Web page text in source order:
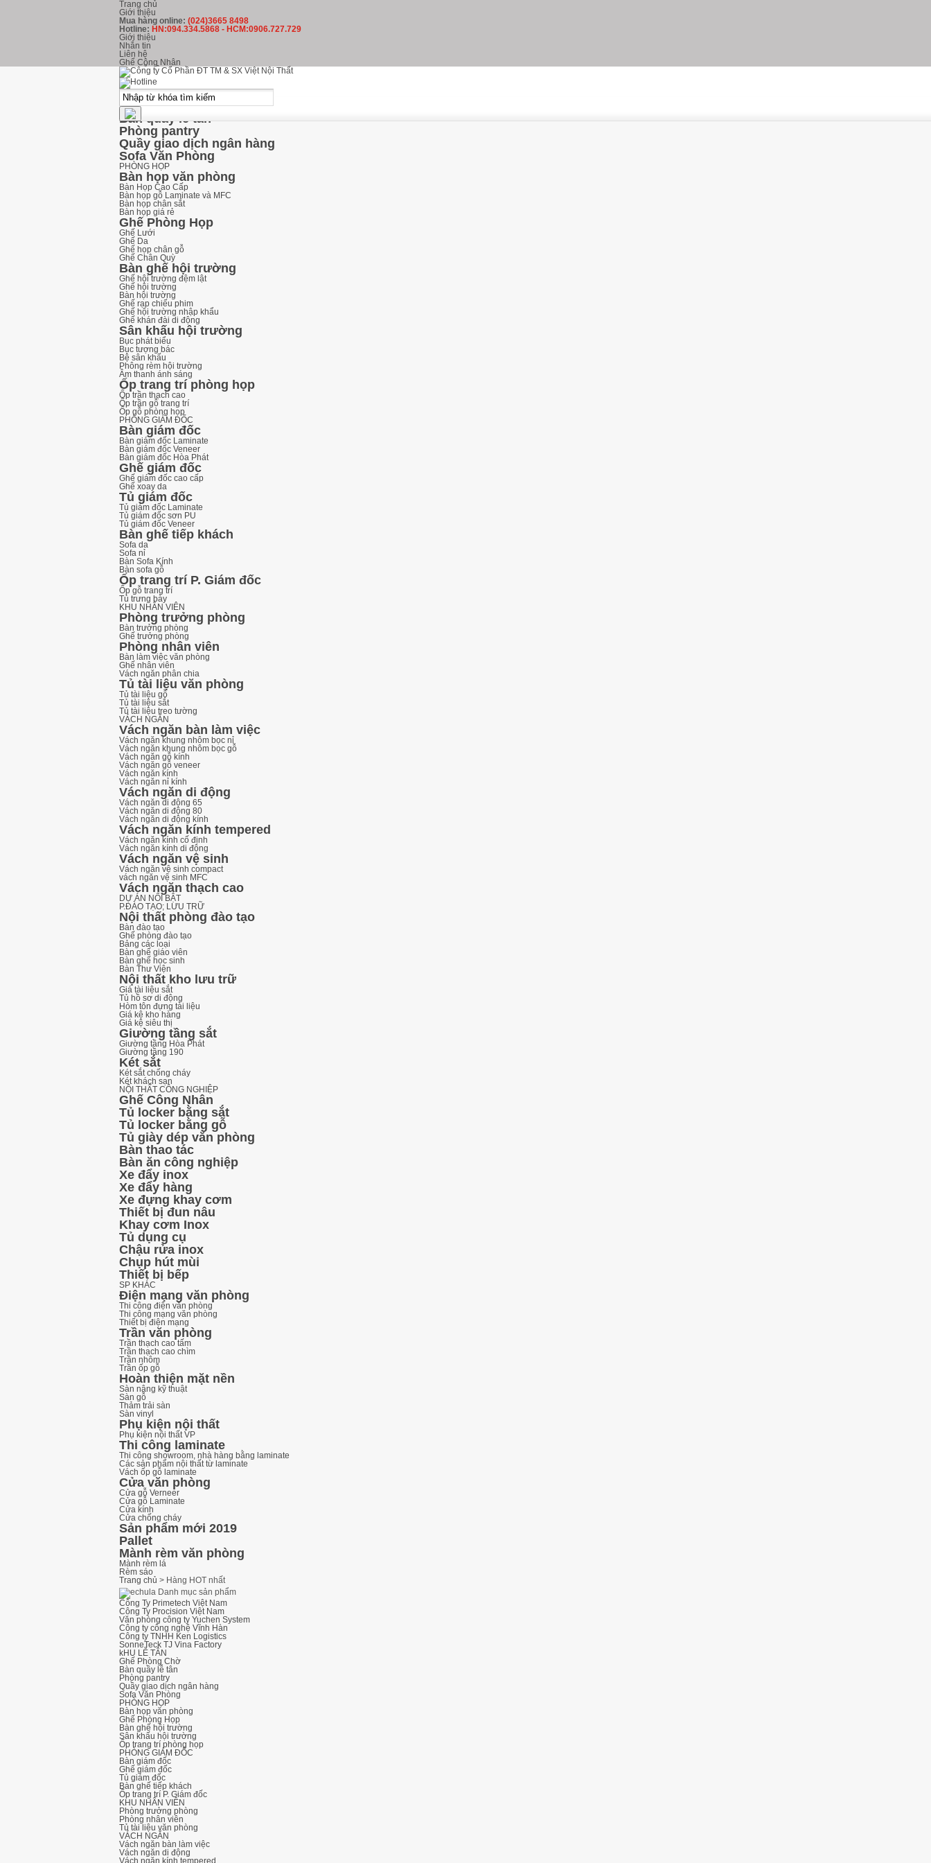
Trang chủ
Giới thiệu
Mua hàng online: (024)3665 8498
Hotline: HN:094.334.5868 - HCM:0906.727.729
Giới thiệu
Nhắn tin
Liên hệ
Ghế Công Nhân
kHU LỄ TÂN
Ghế Phòng Chờ
Ghế băng chờ inox
Ghế băng chờ nhựa
Ghế băng chờ Hòa Phát
Bàn quầy lễ tân
Phòng pantry
Quầy giao dịch ngân hàng
Sofa Văn Phòng
PHÒNG HỌP
Bàn họp văn phòng
Bàn Họp Cao Cấp
Bàn họp gỗ Laminate và MFC
Bàn họp chân sắt
Bàn họp giá rẻ
Ghế Phòng Họp
Ghế Lưới
Ghế Da
Ghế họp chân gỗ
Ghế Chân Quỳ
Bàn ghế hội trường
Ghế hội trường đệm lật
Ghế hội trường
Bàn hội trường
Ghế rạp chiếu phim
Ghế hội trường nhập khẩu
Ghế khán đài di động
Sân khấu hội trường
Bục phát biểu
Bục tượng bác
Bệ sân khấu
Phông rèm hội trường
Âm thanh ánh sáng
Ốp trang trí phòng họp
Ốp trần thạch cao
Ốp trần gỗ trang trí
Ốp gỗ phòng họp
PHÒNG GIÁM ĐỐC
Bàn giám đốc
Bàn giám đốc Laminate
Bàn giám đốc Veneer
Bàn giám đốc Hòa Phát
Ghế giám đốc
Ghế giám đốc cao cấp
Ghế xoay da
Tủ giám đốc
Tủ giám đốc Laminate
Tủ giám đốc sơn PU
Tủ giám đốc Veneer
Bàn ghế tiếp khách
Sofa da
Sofa nỉ
Bàn Sofa Kính
Bàn sofa gỗ
Ốp trang trí P. Giám đốc
Ốp gỗ trang trí
Tủ trưng bày
KHU NHÂN VIÊN
Phòng trưởng phòng
Bàn trưởng phòng
Ghế trưởng phòng
Phòng nhân viên
Bàn làm việc văn phòng
Ghế nhân viên
Vách ngăn phân chia
Tủ tài liệu văn phòng
Tủ tài liệu gỗ
Tủ tài liệu sắt
Tủ tài liệu treo tường
VÁCH NGĂN
Vách ngăn bàn làm việc
Vách ngăn khung nhôm bọc nỉ
Vách ngăn khung nhôm bọc gỗ
Vách ngăn gỗ kính
Vách ngăn gỗ veneer
Vách ngăn kính
Vách ngăn nỉ kính
Vách ngăn di động
Vách ngăn di động 65
Vách ngăn di động 80
Vách ngăn di động kính
Vách ngăn kính tempered
Vách ngăn kính cố định
Vách ngăn kính di động
Vách ngăn vệ sinh
Vách ngăn vệ sinh compact
vách ngăn vệ sinh MFC
Vách ngăn thạch cao
DỰ ÁN NỔI BẬT
P.ĐÀO TẠO; LƯU TRỮ
Nội thất phòng đào tạo
Bàn đào tạo
Ghế phòng đào tạo
Bảng các loại
Bàn ghế giáo viên
Bàn ghế học sinh
Bàn Thư Viện
Nội thất kho lưu trữ
Giá tài liệu sắt
Tủ hồ sơ di động
Hòm tôn đựng tài liệu
Giá kệ kho hàng
Giá kệ siêu thị
Giường tầng sắt
Giường tầng Hòa Phát
Giường tầng 190
Két sắt
Két sắt chống cháy
Két khách sạn
NỘI THẤT CÔNG NGHIỆP
Ghế Công Nhân
Tủ locker bằng sắt
Tủ locker bằng gỗ
Tủ giày dép văn phòng
Bàn thao tác
Bàn ăn công nghiệp
Xe đẩy inox
Xe đẩy hàng
Xe đựng khay cơm
Thiết bị đun nâu
Khay cơm Inox
Tủ dụng cụ
Chậu rửa inox
Chụp hút mùi
Thiết bị bếp
SP KHÁC
Điện mạng văn phòng
Thi công điện văn phòng
Thi công mạng văn phòng
Thiết bị điện mạng
Trần văn phòng
Trần thạch cao tấm
Trần thạch cao chìm
Trần nhôm
Trần ốp gỗ
Hoàn thiện mặt nền
Sàn nâng kỹ thuật
Sàn gỗ
Thảm trải sàn
Sàn vinyl
Phụ kiện nội thất
Phụ kiện nội thất VP
Thi công laminate
Thi công showroom, nhà hàng bằng laminate
Các sản phẩm nội thất từ laminate
Vách ốp gỗ laminate
Cửa văn phòng
Cửa gỗ Verneer
Cửa gỗ Laminate
Cửa kính
Cửa chống cháy
Sản phẩm mới 2019
Pallet
Mành rèm văn phòng
Mành rèm lá
Rèm sáo
Trang chủ > Hàng HOT nhất
Danh mục sản phẩm
Công Ty Primetech Việt Nam
Công Ty Procision Việt Nam
Văn phòng công ty Yuchen System
Công ty công nghệ Vĩnh Hàn
Công ty TNHH Ken Logistics
SonneTeck TJ Vina Factory
kHU LỄ TÂN
Ghế Phòng Chờ
Bàn quầy lễ tân
Phòng pantry
Quầy giao dịch ngân hàng
Sofa Văn Phòng
PHÒNG HỌP
Bàn họp văn phòng
Ghế Phòng Họp
Bàn ghế hội trường
Sân khấu hội trường
Ốp trang trí phòng họp
PHÒNG GIÁM ĐỐC
Bàn giám đốc
Ghế giám đốc
Tủ giám đốc
Bàn ghế tiếp khách
Ốp trang trí P. Giám đốc
KHU NHÂN VIÊN
Phòng trưởng phòng
Phòng nhân viên
Tủ tài liệu văn phòng
VÁCH NGĂN
Vách ngăn bàn làm việc
Vách ngăn di động
Vách ngăn kính tempered